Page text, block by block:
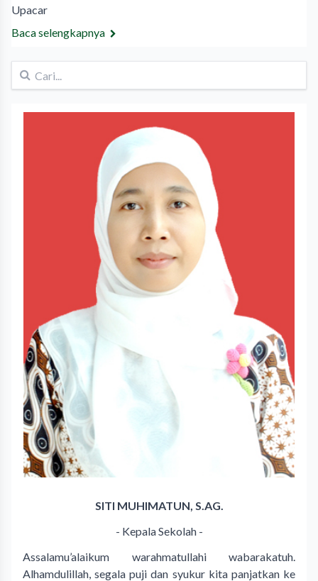
Upacar
Baca selengkapnya
SITI MUHIMATUN, S.AG.
- Kepala Sekolah -
Assalamu’alaikum warahmatullahi wabarakatuh.
Alhamdulillah, segala puji dan syukur kita panjatkan ke